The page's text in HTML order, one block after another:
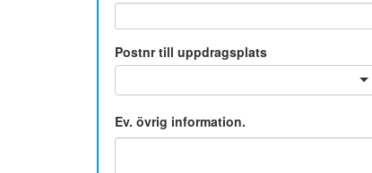
Postnr till uppdragsplats
Ev. övrig information.